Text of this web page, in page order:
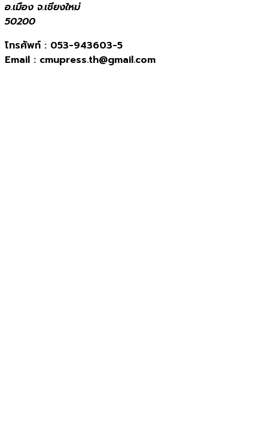
อ.เมือง จ.เชียงใหม่
50200
โทรศัพท์ : 053-943603-5
Email : cmupress.th@gmail.com